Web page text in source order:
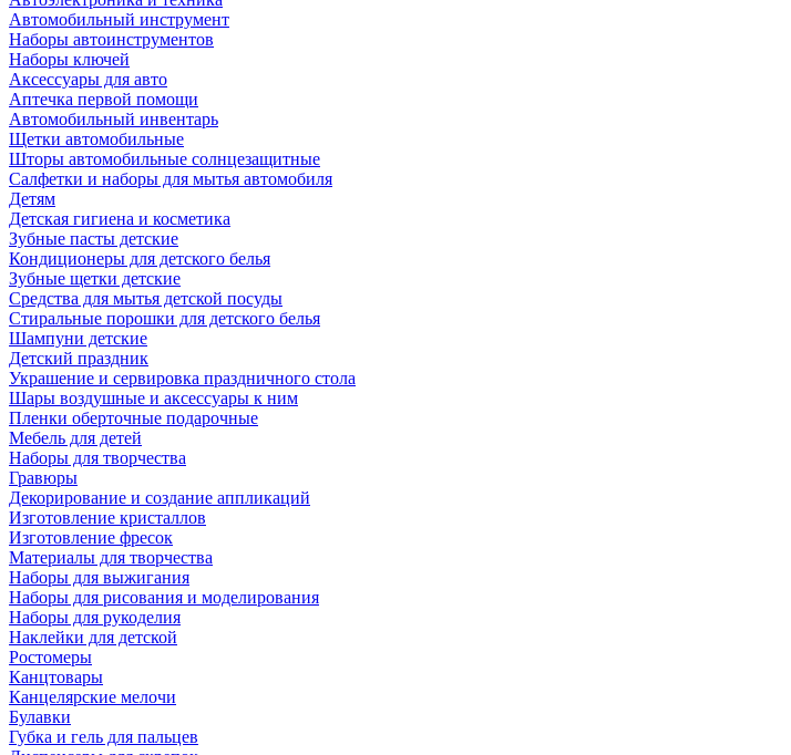
Автомобильный инструмент
Наборы автоинструментов
Наборы ключей
Аксессуары для авто
Аптечка первой помощи
Автомобильный инвентарь
Щетки автомобильные
Шторы автомобильные солнцезащитные
Салфетки и наборы для мытья автомобиля
Детям
Детская гигиена и косметика
Зубные пасты детские
Кондиционеры для детского белья
Зубные щетки детские
Средства для мытья детской посуды
Стиральные порошки для детского белья
Шампуни детские
Детский праздник
Украшение и сервировка праздничного стола
Шары воздушные и аксессуары к ним
Пленки оберточные подарочные
Мебель для детей
Наборы для творчества
Гравюры
Декорирование и создание аппликаций
Изготовление кристаллов
Изготовление фресок
Материалы для творчества
Наборы для выжигания
Наборы для рисования и моделирования
Наборы для рукоделия
Наклейки для детской
Ростомеры
Канцтовары
Канцелярские мелочи
Булавки
Губка и гель для пальцев